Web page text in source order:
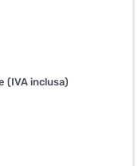
(IVA inclusa)